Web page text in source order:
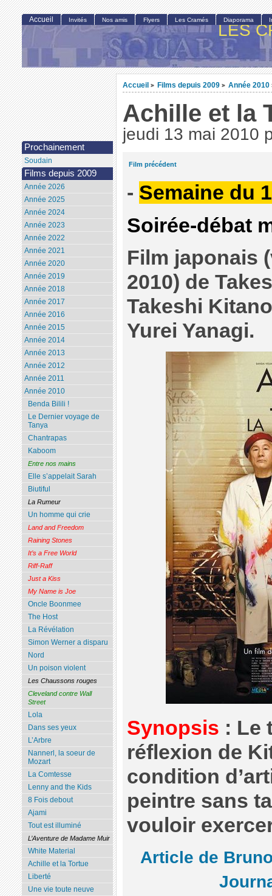
LES
Accueil > Films depuis 2009 > Année 2010
Achille et la
jeudi 13 mai 2010
Film précédent
- Semaine du
Soirée-débat
Film japonais
2010) de
Takeshi
Yurei Yanagi.
Synopsis : Le
réflexion de
condition
peintre sans
vouloir
Article de
Accueil Invités Nos amis Flyers Les Cramés Diaporama
Prochainement
Soudain
Films depuis 2009
Année 2026
Année 2025
Année 2024
Année 2023
Année 2022
Année 2021
Année 2020
Année 2019
Année 2018
Année 2017
Année 2016
Année 2015
Année 2014
Année 2013
Année 2012
Année 2011
Année 2010
Benda Bilili !
Le Dernier voyage de
Tanya
Chantrapas
Kaboom
Entre nos mains
Elle s’appelait Sarah
Biutiful
La Rumeur
Un homme qui crie
Land and Freedom
Raining Stones
It’s a Free World
Riff-Raff
Just a Kiss
My Name is Joe
Oncle Boonmee
The Host
La Révélation
Simon Werner a disparu
Nord
Un poison violent
Les Chaussons rouges
Cleveland contre Wall
Street
Lola
Dans ses yeux
L’Arbre
Nannerl, la soeur de
Mozart
La Comtesse
Lenny and the Kids
8 Fois debout
Ajami
Tout est illuminé
L’Aventure de Madame Muir
White Material
Achille et la Tortue
Liberté
Une vie toute neuve